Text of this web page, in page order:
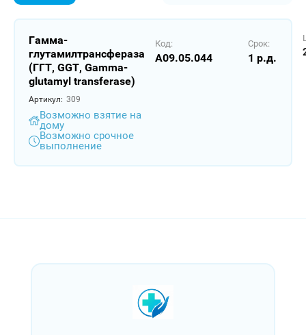
Гамма-
глутамилтрансфераза
(ГГТ, GGT, Gamma-
glutamyl transferase)
Артикул: 309
Возможно взятие на
дому
Возможно срочное
выполнение
Код:
A09.05.044
Срок:
1 р.д.